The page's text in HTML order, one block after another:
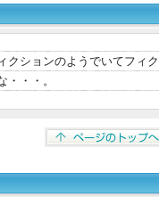
クションのようでいてフィク
・・。